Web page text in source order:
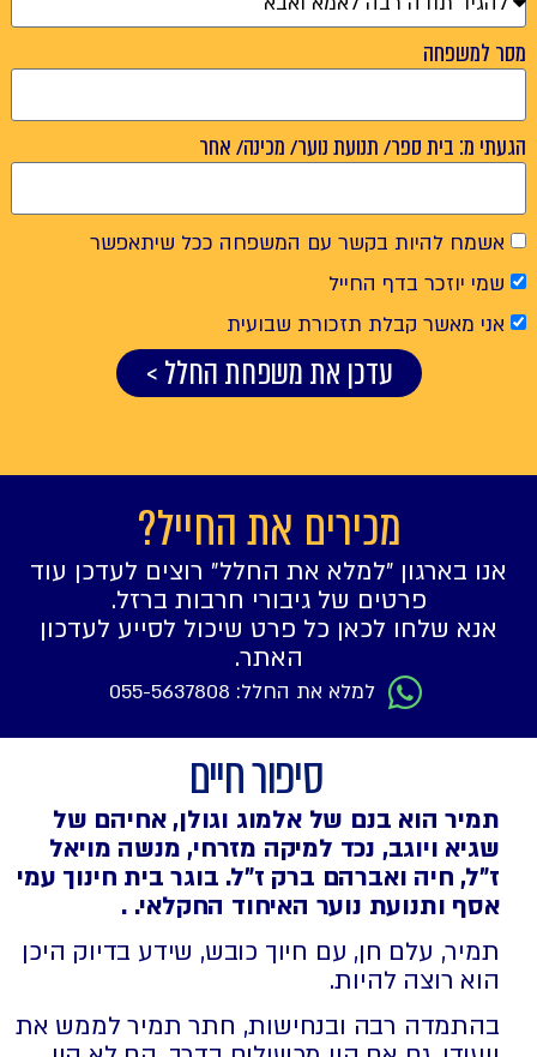
מסר למשפחה
הגעתי מ: בית ספר/ תנועת נוער/ מכינה/ אחר
אשמח להיות בקשר עם המשפחה ככל שיתאפשר
שמי יוזכר בדף החייל
אני מאשר קבלת תזכורת שבועית
עדכן את משפחת החלל >
מכירים את החייל?
אנו בארגון ״למלא את החלל״ רוצים לעדכן עוד
פרטים של גיבורי חרבות ברזל.
אנא שלחו לכאן כל פרט שיכול לסייע לעדכון
האתר.
למלא את החלל: 055-5637808
סיפור חיים
תמיר הוא בנם של אלמוג וגולן, אחיהם של
שגיא ויוגב, נכד למיקה מזרחי, מנשה מויאל
ז"ל, חיה ואברהם ברק ז"ל. בוגר בית חינוך עמי
אסף ותנועת נוער האיחוד החקלאי. .
תמיר, עלם חן, עם חיוך כובש, שידע בדיוק היכן
הוא רוצה להיות.
בהתמדה רבה ובנחישות, חתר תמיר לממש את